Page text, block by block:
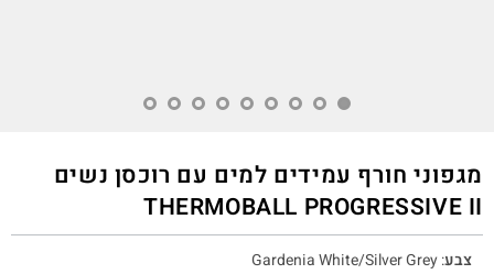
מגפוני חורף עמידים למים עם רוכסן נשים
THERMOBALL PROGRESSIVE II
צבע:
Gardenia White/Silver Grey